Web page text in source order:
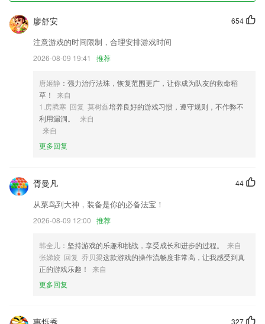
1,学习更有效
2,包含科目众多,无需重新下载或退出应用,即可立即切换;
3,日历视图展示 记录清晰明了,操作更便捷
4,【丰富书源】全网跨站搜索，百万书籍免费看，下载预读随身带
6,了解不同的选择操作更快捷，针对不同的决定可以更快的了解和查看。
球王会彩票手机版软件优势
1.模拟考场，拥有章节练习，错题重做等多种便捷功能的执业考试软件。
2.可以设置自动浏览和自动发音，边听边学且操作简单方便，可以让您在
3.每个健康的儿童都拥有巨大的发展潜力，有其独特的价值
4.「文字语录集」 海量的金句，关联句子出处、作者，内容涵盖了文学
好句、个性签名、毒汤、鸡汤、励志、说说、名言，每句还配有高清精美
5.提供了非常完善的挖煤安全管理制度，每一位办公人员都需要更好的去
6.·通过爱学堂教师实现网络教学非常的方便
球王会彩票手机版更新了什么?
654
廖舒安
注意游戏的时间限制，合理安排游戏时间
2026-08-09 19:41 推荐
唐姬静 ：强力治疗法珠，恢复范围更广，让你成为队友的救命稻
草！
来自
1.房腾寒 回复 莫树磊培养良好的游戏习惯，遵守规则，不作弊不
利用漏洞。
来自
来自
更多回复
44
胥曼凡
从菜鸟到大神，装备是你的必备法宝！
2026-08-09 12:00 推荐
韩全儿 ：坚持游戏的乐趣和挑战，享受成长和进步的过程。
来自
张娣姣 回复 乔贝梁这款游戏的操作流畅度非常高，让我感受到真
正的游戏乐趣！
来自
更多回复
327
惠烁秀